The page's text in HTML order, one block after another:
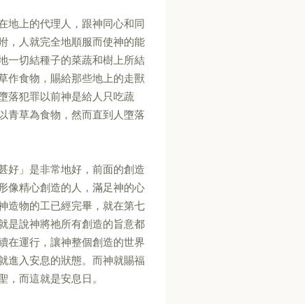
地上的代理人，跟神同心和同
，人就完全地順服而使神的能
一切結種子的菜蔬和樹上所結
作食物，賜給那些地上的走獸
落犯罪以前神是給人只吃蔬
青草為食物，然而直到人墮落
好」是非常地好，前面的創造
像精心創造的人，滿足神的心
造物的工已經完畢，就在第七
是說神將祂所有創造的旨意都
在運行，讓神整個創造的世界
進入安息的狀態。而神就賜福
而這就是安息日。